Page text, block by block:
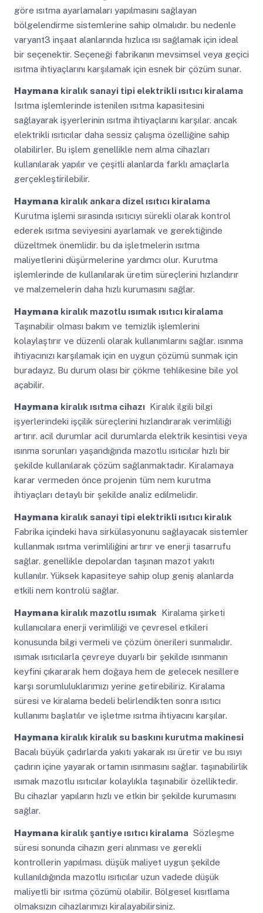
göre ısıtma ayarlamaları yapılmasını sağlayan
bölgelendirme sistemlerine sahip olmalıdır. bu nedenle
varyant3 inşaat alanlarında hızlıca ısı sağlamak için ideal
bir seçenektir. Seçeneği fabrikanın mevsimsel veya geçici
ısıtma ihtiyaçlarını karşılamak için esnek bir çözüm sunar.
Haymana kiralık sanayi tipi elektrikli ısıtıcı kiralama
Isıtma işlemlerinde istenilen ısıtma kapasitesini
sağlayarak işyerlerinin ısıtma ihtiyaçlarını karşılar. ancak
elektrikli ısıtıcılar daha sessiz çalışma özelliğine sahip
olabilirler. Bu işlem genellikle nem alma cihazları
kullanılarak yapılır ve çeşitli alanlarda farklı amaçlarla
gerçekleştirilebilir.
Haymana kiralık ankara dizel ısıtıcı kiralama
Kurutma işlemi sırasında ısıtıcıyı sürekli olarak kontrol
ederek ısıtma seviyesini ayarlamak ve gerektiğinde
düzeltmek önemlidir. bu da işletmelerin ısıtma
maliyetlerini düşürmelerine yardımcı olur. Kurutma
işlemlerinde de kullanılarak üretim süreçlerini hızlandırır
ve malzemelerin daha hızlı kurumasını sağlar.
Haymana kiralık mazotlu ısımak ısıtıcı kiralama
Taşınabilir olması bakım ve temizlik işlemlerini
kolaylaştırır ve düzenli olarak kullanımlarını sağlar. ısınma
ihtiyacınızı karşılamak için en uygun çözümü sunmak için
buradayız. Bu durum olası bir çökme tehlikesine bile yol
açabilir.
Haymana kiralık ısıtma cihazıKiralık ilgili bilgi
işyerlerindeki işçilik süreçlerini hızlandırarak verimliliği
artırır. acil durumlar acil durumlarda elektrik kesintisi veya
ısınma sorunları yaşandığında mazotlu ısıtıcılar hızlı bir
şekilde kullanılarak çözüm sağlanmaktadır. Kiralamaya
karar vermeden önce projenin tüm nem kurutma
ihtiyaçları detaylı bir şekilde analiz edilmelidir.
Haymana kiralık sanayi tipi elektrikli ısıtıcı kiralık
Fabrika içindeki hava sirkülasyonunu sağlayacak sistemler
kullanmak ısıtma verimliliğini artırır ve enerji tasarrufu
sağlar. genellikle depolardan taşınan mazot yakıtı
kullanılır. Yüksek kapasiteye sahip olup geniş alanlarda
etkili nem kontrolü sağlar.
Haymana kiralık mazotlu ısımak Kiralama şirketi
kullanıcılara enerji verimliliği ve çevresel etkileri
konusunda bilgi vermeli ve çözüm önerileri sunmalıdır.
ısımak ısıtıcılarla çevreye duyarlı bir şekilde ısınmanın
keyfini çıkararak hem doğaya hem de gelecek nesillere
karşı sorumluluklarımızı yerine getirebiliriz. Kiralama
süresi ve kiralama bedeli belirlendikten sonra ısıtıcı
kullanımı başlatılır ve işletme ısıtma ihtiyacını karşılar.
Haymana kiralık kiralık su baskını kurutma makinesi
Bacalı büyük çadırlarda yakıtı yakarak ısı üretir ve bu ısıyı
çadırın içine yayarak ortamın ısınmasını sağlar. taşınabilirlik
ısımak mazotlu ısıtıcılar kolaylıkla taşınabilir özelliktedir.
Bu cihazlar yapıların hızlı ve etkin bir şekilde kurumasını
sağlar.
Haymana kiralık şantiye ısıtıcı kiralamaSözleşme
süresi sonunda cihazın geri alınması ve gerekli
kontrollerin yapılması. düşük maliyet uygun şekilde
kullanıldığında mazotlu ısıtıcılar uzun vadede düşük
maliyetli bir ısıtma çözümü olabilir. Bölgesel kısıtlama
olmaksızın cihazlarımızı kiralayabilirsiniz.